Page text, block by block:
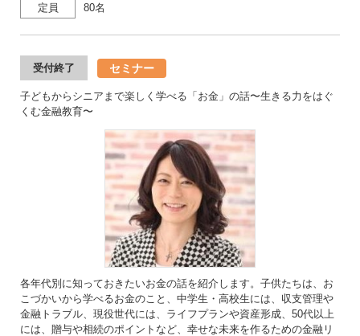
定員 80名
受付終了 セミナー
子どもからシニアまで楽しく学べる「お金」の話〜生きる力をはぐ
くむ金融教育〜
各年代別に知っておきたいお金の話を紹介します。子供たちは、お
こづかいから学べるお金のこと、中学生・高校生には、収支管理や
金融トラブル、現役世代には、ライフプランや資産形成、50代以上
には、贈与や相続のポイントなど、幸せな未来を作るための金融リ